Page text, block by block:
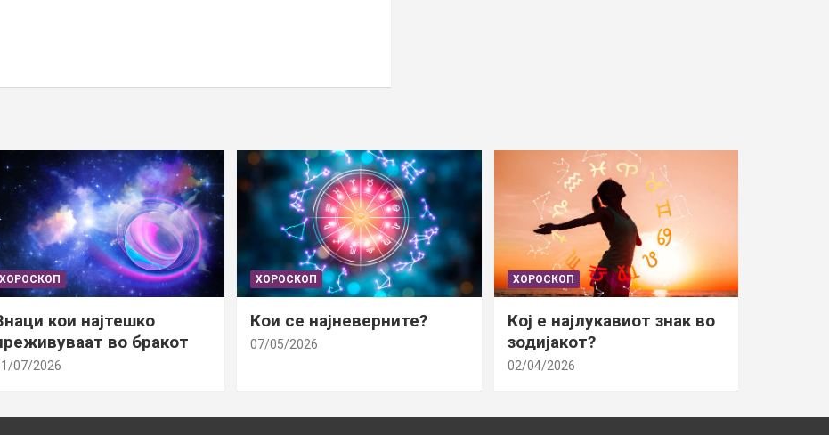
ХОРОСКОП
кои најтешко
во бракот
07/2026
ХОРОСКОП
Кои се најневерните?
07/05/2026
ХОРОСКОП
Кој е најлукавиот знак во
зодијакот?
02/04/2026